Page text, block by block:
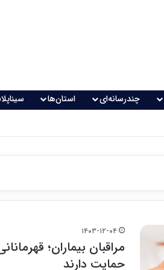
چندرسانه‌ای استان‌ها
۱۴۰۳-۱۲-۰۴
مراقبان بیماران؛
حمایت دارند